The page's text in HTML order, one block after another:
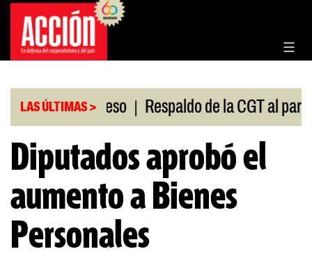
Saltar
contenido
LAS ÚLTIMAS >
en el Congreso | Respaldo de la CGT al paro
Diputados aprobó el
aumento a Bienes
Personales